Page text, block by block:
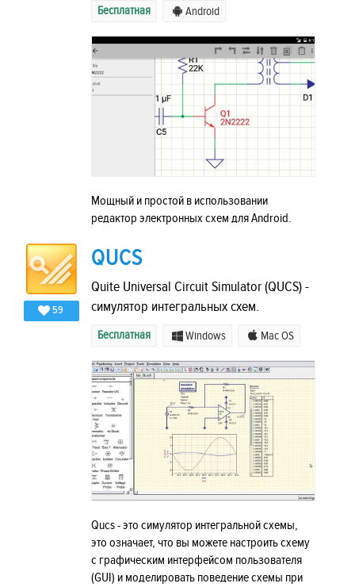
Бесплатная Android
Мощный и простой в использовании
редактор электронных схем для Android.
59
QUCS
Quite Universal Circuit Simulator (QUCS) -
симулятор интегральных схем.
Бесплатная Windows Mac OS
Qucs - это симулятор интегральной схемы,
это означает, что вы можете настроить схему
с графическим интерфейсом пользователя
(GUI) и моделировать поведение схемы при